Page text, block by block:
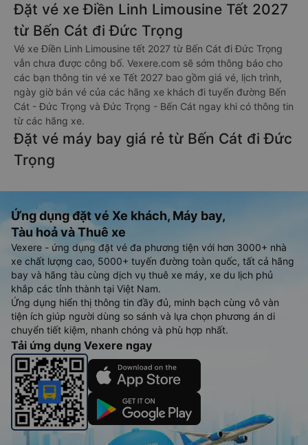
Đặt vé xe Điền Linh Limousine Tết 2027
từ Bến Cát đi Đức Trọng
Vé xe Điền Linh Limousine tết 2027 từ Bến Cát đi Đức Trọng
vẫn chưa được công bố. Vexere.com sẽ sớm thông báo cho
các bạn thông tin vé xe Tết 2027 bao gồm giá vé, lịch trình,
ngày giờ bán vé của các hãng xe khách đi tuyến đường Bến
Cát - Đức Trọng và Đức Trọng - Bến Cát ngay khi có thông tin
từ các hãng xe.
Đặt vé máy bay giá rẻ từ Bến Cát đi Đức
Trọng
Ứng dụng đặt vé Xe khách, Máy bay,
Tàu hoả và Thuê xe
Vexere - ứng dụng đặt vé đa phương tiện với hơn 3000+ nhà
xe chất lượng cao, 5000+ tuyến đường toàn quốc, tất cả hãng
bay và hãng tàu cùng dịch vụ thuê xe máy, xe du lịch phủ
khắp các tỉnh thành tại Việt Nam.
Ứng dụng hiển thị thông tin đầy đủ, minh bạch cùng vô vàn
tiện ích giúp người dùng so sánh và lựa chọn phương án di
chuyển tiết kiệm, nhanh chóng và phù hợp nhất.
Tải ứng dụng Vexere ngay